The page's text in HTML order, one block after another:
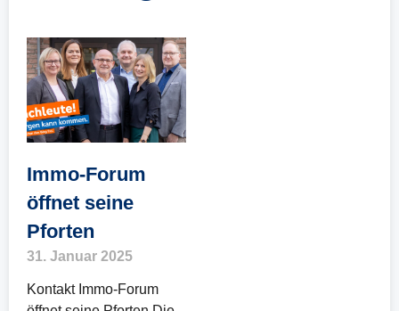
Immo-Forum
öffnet seine
Pforten
31. Januar 2025
Kontakt Immo-Forum